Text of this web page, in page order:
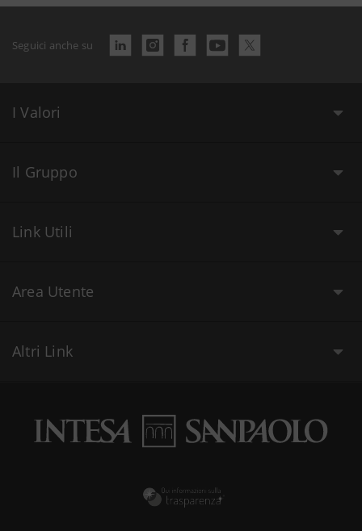
Seguici anche su
I Valori
Il Gruppo
Link Utili
Area Utente
Altri Link